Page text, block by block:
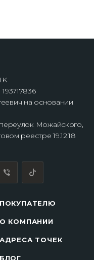
на основании
Можайского,
реестре 19.12.18
ПОКУПАТЕЛЮ
О КОМПАНИИ
АДРЕСА ТОЧЕК
БЛОГ